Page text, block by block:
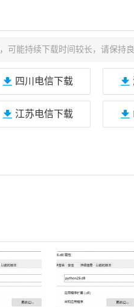
可能持续下载时间较长，请保持
四川电信下载
江苏电信下载